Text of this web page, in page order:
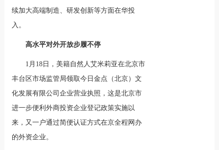
续加大高端制造、研发创新等方面在华投
入。
高水平对外开放步履不停
1月18日，美籍自然人艾米莉亚在北京市
丰台区市场监管局领取今日金点（北京）文
化发展有限公司企业营业执照，这是北京市
进一步便利外商投资企业登记政策实施以
来，又一户通过简便认证方式在京全程网办
的外资企业。